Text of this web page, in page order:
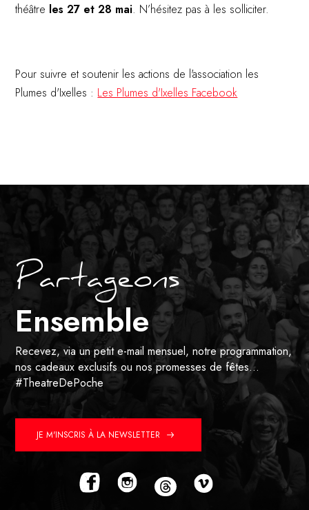
théâtre les 27 et 28 mai. N’hésitez pas à les solliciter.
Pour suivre et soutenir les actions de l'association les
Plumes d'Ixelles : Les Plumes d'Ixelles Facebook
Partageons
Ensemble
Recevez, via un petit e-mail mensuel, notre programmation,
nos cadeaux exclusifs ou nos promesses de fêtes…
#TheatreDePoche
JE M'INSCRIS À LA NEWSLETTER